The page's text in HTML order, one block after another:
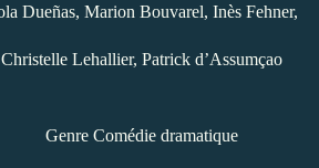
Dueñas, Marion Bouvarel, Inès Fehner,
Christelle Lehallier, Patrick d’Assumçao
Genre Comédie dramatique